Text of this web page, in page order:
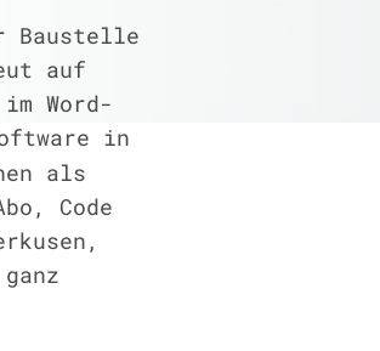
Baustelle
auf
Word-
in
als
Code